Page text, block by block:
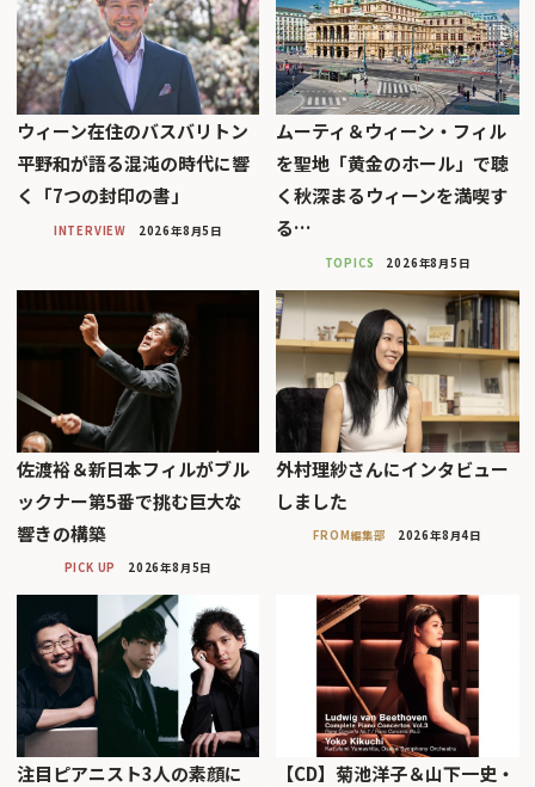
ウィーン在住のバスバリトン
平野和が語る混沌の時代に響
く「7つの封印の書」
INTERVIEW 2026年8月5日
ムーティ＆ウィーン・フィル
を聖地「黄金のホール」で聴
く秋深まるウィーンを満喫す
る…
TOPICS 2026年8月5日
佐渡裕＆新日本フィルがブル
ックナー第5番で挑む巨大な
響きの構築
PICK UP 2026年8月5日
外村理紗さんにインタビュー
しました
FROM編集部 2026年8月4日
注目ピアニスト3人の素顔に
【CD】菊池洋子＆山下一史・